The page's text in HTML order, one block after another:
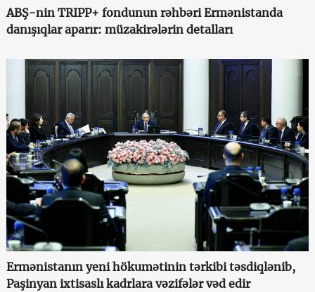
ABŞ-nin TRIPP+ fondunun rəhbəri Ermənistanda
danışıqlar aparır: müzakirələrin detalları
Ermənistanın yeni hökumətinin tərkibi təsdiqlənib,
Paşinyan ixtisaslı kadrlara vəzifələr vəd edir